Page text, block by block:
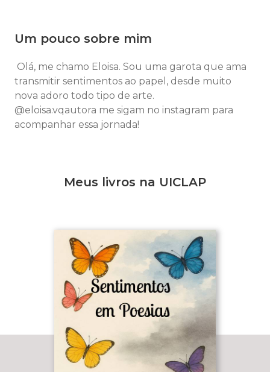
Um pouco sobre mim
Olá, me chamo Eloisa. Sou uma garota que ama
transmitir sentimentos ao papel, desde muito
nova adoro todo tipo de arte.
@eloisa.vqautora me sigam no instagram para
acompanhar essa jornada!
Meus livros na UICLAP